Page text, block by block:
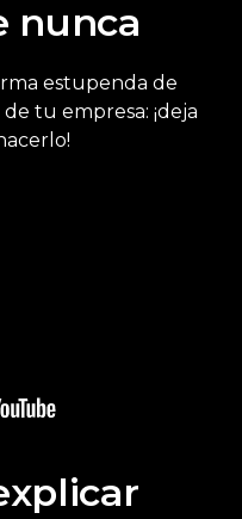
nunca
estupenda de
tu empresa: ¡deja